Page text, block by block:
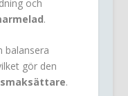
och
.
balansera
gör den
smaksättare.